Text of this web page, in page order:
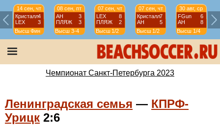
14 сен, чт
Кристалл4
LEX
3
Высш Фин
08 сен, пт
АН
3
ПЛЯЖ
3
Высш 3-4
07 сен, чт
LEX
8
ПЛЯЖ
2
Высш 1/2
07 сен, чт
Кристалл7
АН
5
Высш 1/2
30 авг, ср
FGun
6
АН
8
Высш 1/4
Чемпионат Санкт-Петербурга 2023
Ленинградская семья — КПРФ-
Урицк 2:6